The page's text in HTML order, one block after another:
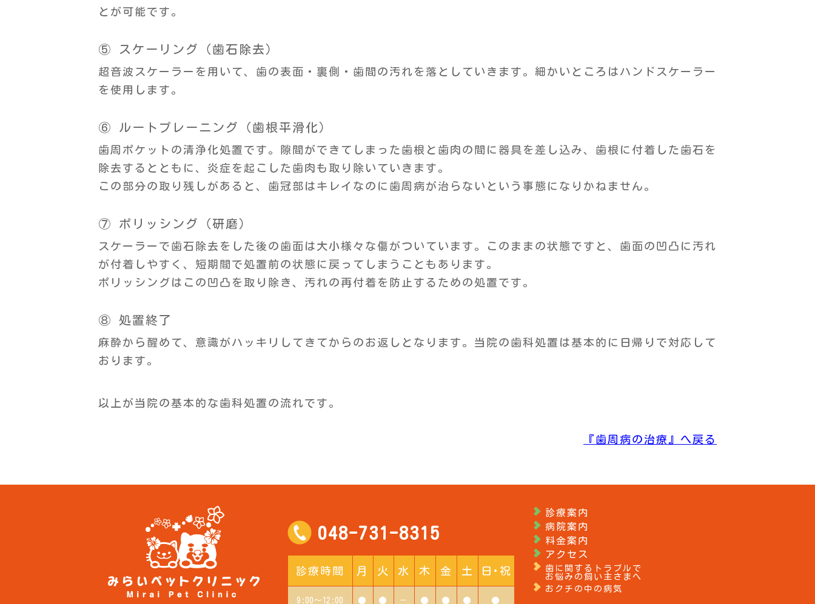
とが可能です。
⑤ スケーリング（歯石除去）
超音波スケーラーを用いて、歯の表面・裏側・歯間の汚れを落としていきます。細かいところはハンドスケーラー
を使用します。
⑥ ルートプレーニング（歯根平滑化）
歯周ポケットの清浄化処置です。隙間ができてしまった歯根と歯肉の間に器具を差し込み、歯根に付着した歯石を
除去するとともに、炎症を起こした歯肉も取り除いていきます。
この部分の取り残しがあると、歯冠部はキレイなのに歯周病が治らないという事態になりかねません。
⑦ ポリッシング（研磨）
スケーラーで歯石除去をした後の歯面は大小様々な傷がついています。このままの状態ですと、歯面の凹凸に汚れ
が付着しやすく、短期間で処置前の状態に戻ってしまうこともあります。
ポリッシングはこの凹凸を取り除き、汚れの再付着を防止するための処置です。
⑧ 処置終了
麻酔から醒めて、意識がハッキリしてきてからのお返しとなります。当院の歯科処置は基本的に日帰りで対応して
おります。
以上が当院の基本的な歯科処置の流れです。
『歯周病の治療』へ戻る
048-731-8315
診療時間 月 火 水 木 金 土 日･祝
9:00～12:00 ● ● － ● ● ● ●
診療案内
病院案内
料金案内
アクセス
歯に関するトラブルで
お悩みの飼い主さまへ
おクチの中の病気